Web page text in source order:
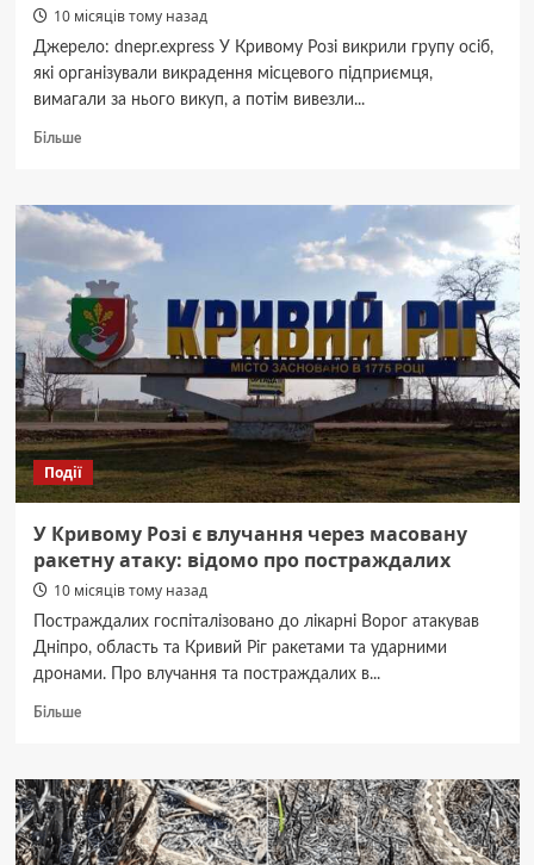
10 місяців тому назад
Джерело: dnepr.express У Кривому Розі викрили групу осіб,
які організували викрадення місцевого підприємця,
вимагали за нього викуп, а потім вивезли...
БільшеДокладніше
та
вимагали
на
Дніпропетровщині
викрили
організаторів
викрадення
чоловіка
Події
У Кривому Розі є влучання через масовану
ракетну атаку: відомо про постраждалих
10 місяців тому назад
Постраждалих госпіталізовано до лікарні Ворог атакував
Дніпро, область та Кривий Ріг ракетами та ударними
дронами. Про влучання та постраждалих в...
БільшеДокладніше
Кривому
Розі
є
влучання